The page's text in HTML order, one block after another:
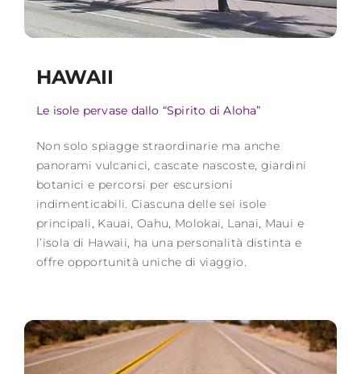
HAWAII
Le isole pervase dallo “Spirito di Aloha”
Non solo spiagge straordinarie ma anche
panorami vulcanici, cascate nascoste, giardini
botanici e percorsi per escursioni
indimenticabili. Ciascuna delle sei isole
principali, Kauai, Oahu, Molokai, Lanai, Maui e
l’isola di Hawaii, ha una personalità distinta e
offre opportunità uniche di viaggio.